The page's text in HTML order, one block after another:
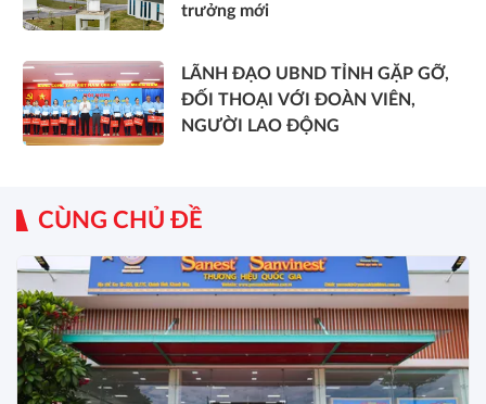
trưởng mới
LÃNH ĐẠO UBND TỈNH GẶP GỠ,
ĐỐI THOẠI VỚI ĐOÀN VIÊN,
NGƯỜI LAO ĐỘNG
CÙNG CHỦ ĐỀ